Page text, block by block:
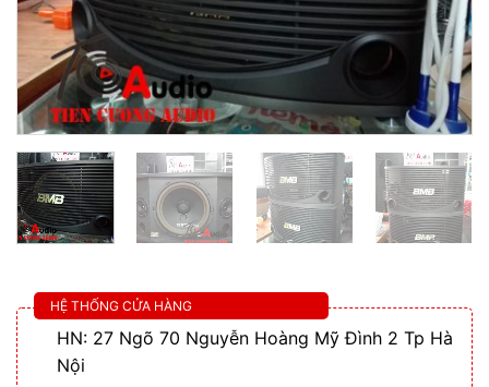
HỆ THỐNG CỬA HÀNG
HN: 27 Ngõ 70 Nguyễn Hoàng Mỹ Đình 2 Tp Hà
Nội